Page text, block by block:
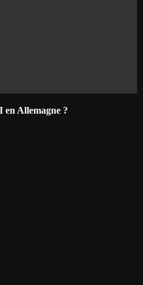
en Allemagne ?